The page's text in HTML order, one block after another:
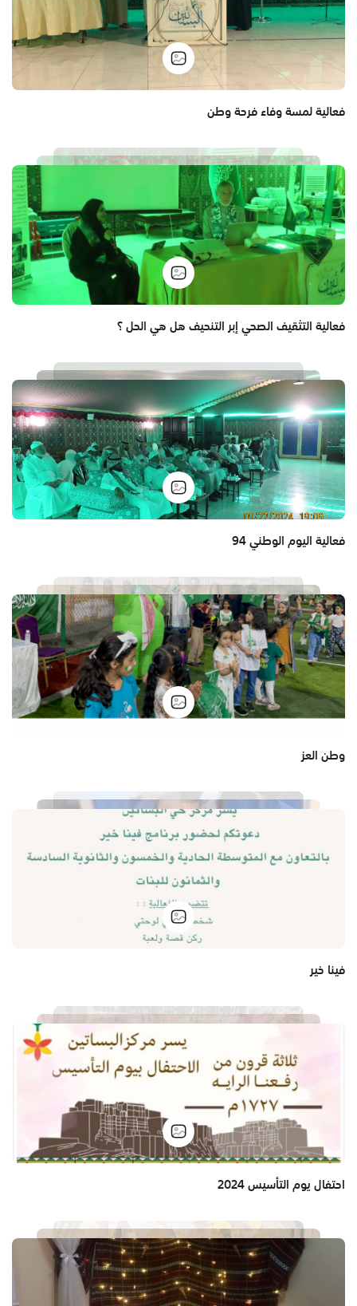
فعالية لمسة وفاء فرحة وطن
فعالية التثقيف الصحي إبر التنحيف هل هي الحل ؟
فعالية اليوم الوطني 94
وطن العز
فينا خير
احتفال يوم التأسيس 2024